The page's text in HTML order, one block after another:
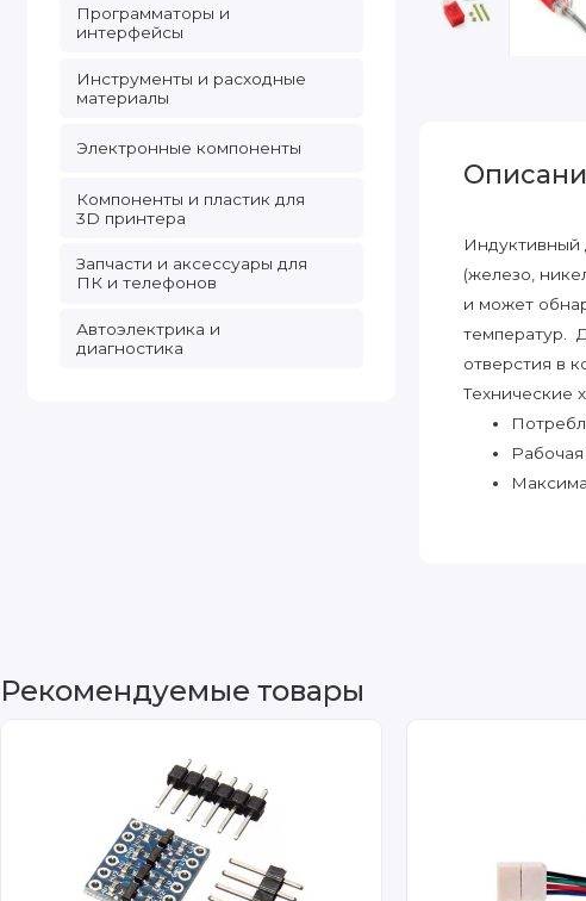
Программаторы и
интерфейсы
Инструменты и расходные
материалы
Электронные компоненты
Компоненты и пластик для
3D принтера
Запчасти и аксессуары для
ПК и телефонов
Автоэлектрика и
диагностика
Индуктивный
(железо,
и может
температур.
отверстия в
Технические
Рекомендуемые товары